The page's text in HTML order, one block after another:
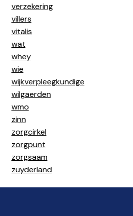
verzekering
villers
vitalis
wat
whey
wie
wijkverpleegkundige
wilgaerden
wmo
zinn
zorgcirkel
zorgpunt
zorgsaam
zuyderland